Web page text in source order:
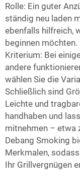
Rolle: Ein guter
ständig neu laden
ebenfalls hilfreich,
beginnen
Kriterium: Bei
andere
wählen Sie die
Schließlich sind
Leichte und
handhaben und
mitnehmen – etwa
Debang Smoking
Merkmalen,
Ihr Grillvergnügen